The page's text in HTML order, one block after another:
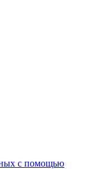
с помощью